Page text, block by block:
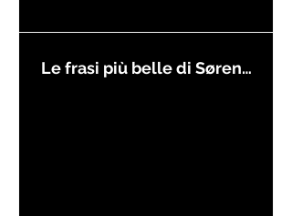
Le frasi più belle di Søren